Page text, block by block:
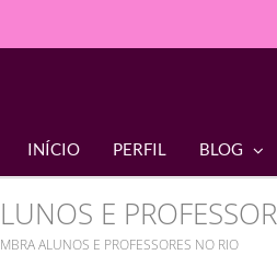
INÍCIO PERFIL BLOG
E
ALUNOS E PROFESSORES NO RIO